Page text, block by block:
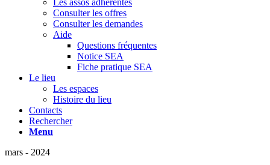
Les assos adhérentes
Consulter les offres
Consulter les demandes
Aide
Questions fréquentes
Notice SEA
Fiche pratique SEA
Le lieu
Les espaces
Histoire du lieu
Contacts
Rechercher
Menu
mars - 2024